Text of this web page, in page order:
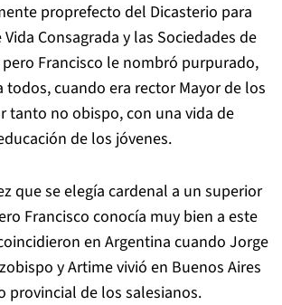
proprefecto del Dicasterio para
Consagrada y las Sociedades de
Francisco le nombró purpurado,
cuando era rector Mayor de los
tanto no obispo, con una vida de
de los jóvenes.
que se elegía cardenal a un superior
Francisco conocía muy bien a este
en Argentina cuando Jorge
y Artime vivió en Buenos Aires
provincial de los salesianos.